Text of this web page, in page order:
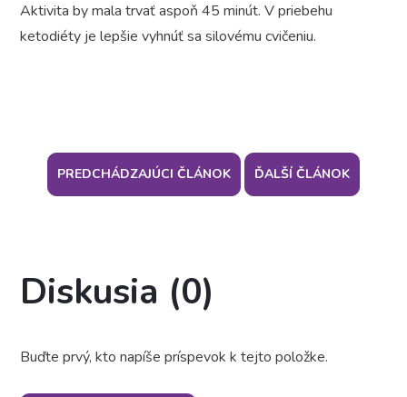
Aktivita by mala trvať aspoň 45 minút. V priebehu
ketodiéty je lepšie vyhnúť sa silovému cvičeniu.
PREDCHÁDZAJÚCI ČLÁNOK ĎALŠÍ ČLÁNOK
Diskusia (0)
Buďte prvý, kto napíše príspevok k tejto položke.